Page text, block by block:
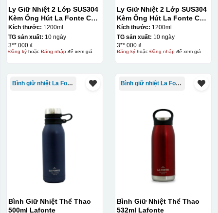
Ly Giữ Nhiệt 2 Lớp SUS304
Kèm Ống Hút La Fonte Có
Tay Cầm 1200ml
Kích thước: 1200ml
TG sản xuất: 10 ngày
3**.000 ₫
Đăng kýhoặc Đăng nhậpđể xem giá
Ly Giữ Nhiệt 2 Lớp SUS304
Kèm Ống Hút La Fonte Có
Tay Cầm 1200ml
Kích thước: 1200ml
TG sản xuất: 10 ngày
3**.000 ₫
Đăng kýhoặc Đăng nhậpđể xem giá
Bình giữ nhiệt La Fonte
Bình Giữ Nhiệt Thể Thao
500ml Lafonte
Bình giữ nhiệt La Fonte
Bình Giữ Nhiệt Thể Thao
532ml Lafonte